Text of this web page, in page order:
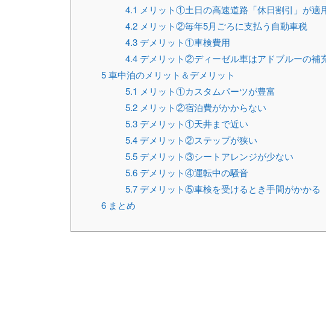
4.1 メリット①土日の高速道路「休日割引」が適
4.2 メリット②毎年5月ごろに支払う自動車税
4.3 デメリット①車検費用
4.4 デメリット②ディーゼル車はアドブルーの補
5車中泊のメリット＆デメリット
5.1 メリット①カスタムパーツが豊富
5.2 メリット②宿泊費がかからない
5.3 デメリット①天井まで近い
5.4 デメリット②ステップが狭い
5.5 デメリット③シートアレンジが少ない
5.6 デメリット④運転中の騒音
5.7 デメリット⑤車検を受けるとき手間がかかる
6 まとめ